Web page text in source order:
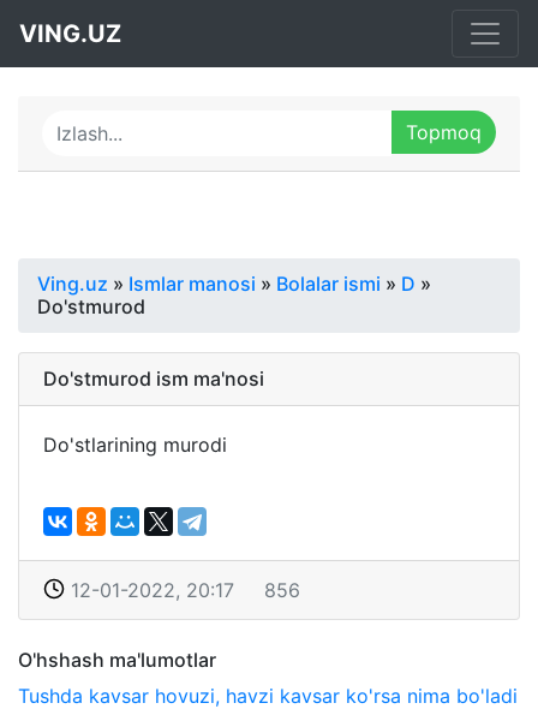
VING.UZ
Ving.uz » Ismlar manosi » Bolalar ismi » D »
Do'stmurod
Do'stmurod ism ma'nosi
Do'stlarining murodi
12-01-2022, 20:17 856
O'hshash ma'lumotlar
Tushda kavsar hovuzi, havzi kavsar ko'rsa nima bo'ladi